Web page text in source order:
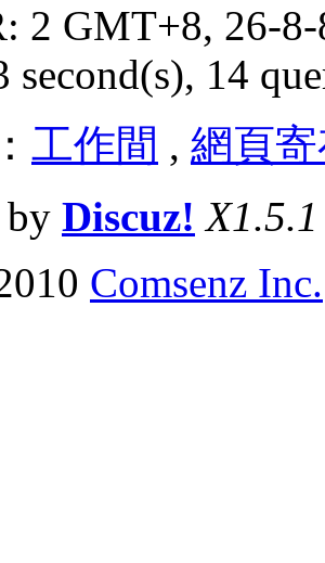
2 GMT+8, 26-
second(s), 14
工作間 , 網頁
by Discuz! X1.5.1
Comsenz Inc.